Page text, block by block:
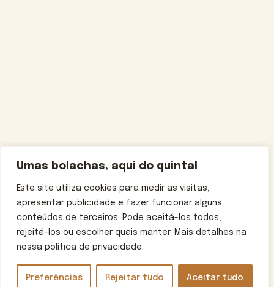
Umas bolachas, aqui do quintal
Este site utiliza cookies para medir as visitas,
apresentar publicidade e fazer funcionar alguns
conteúdos de terceiros. Pode aceitá-los todos,
rejeitá-los ou escolher quais manter. Mais detalhes na
nossa política de privacidade.
Preferências Rejeitar tudo Aceitar tudo